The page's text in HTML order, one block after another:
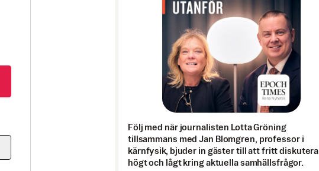
Följ med när journalisten Lotta Gröning
tillsammans med Jan Blomgren, professor i
kärnfysik, bjuder in gäster till att fritt diskutera
högt och lågt kring aktuella samhällsfrågor.